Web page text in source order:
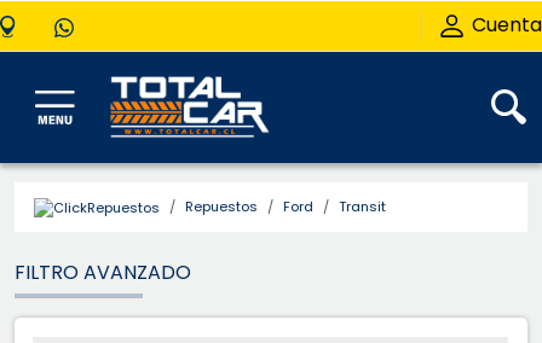
Cuenta
Repuestos Ford Transit
FILTRO AVANZADO